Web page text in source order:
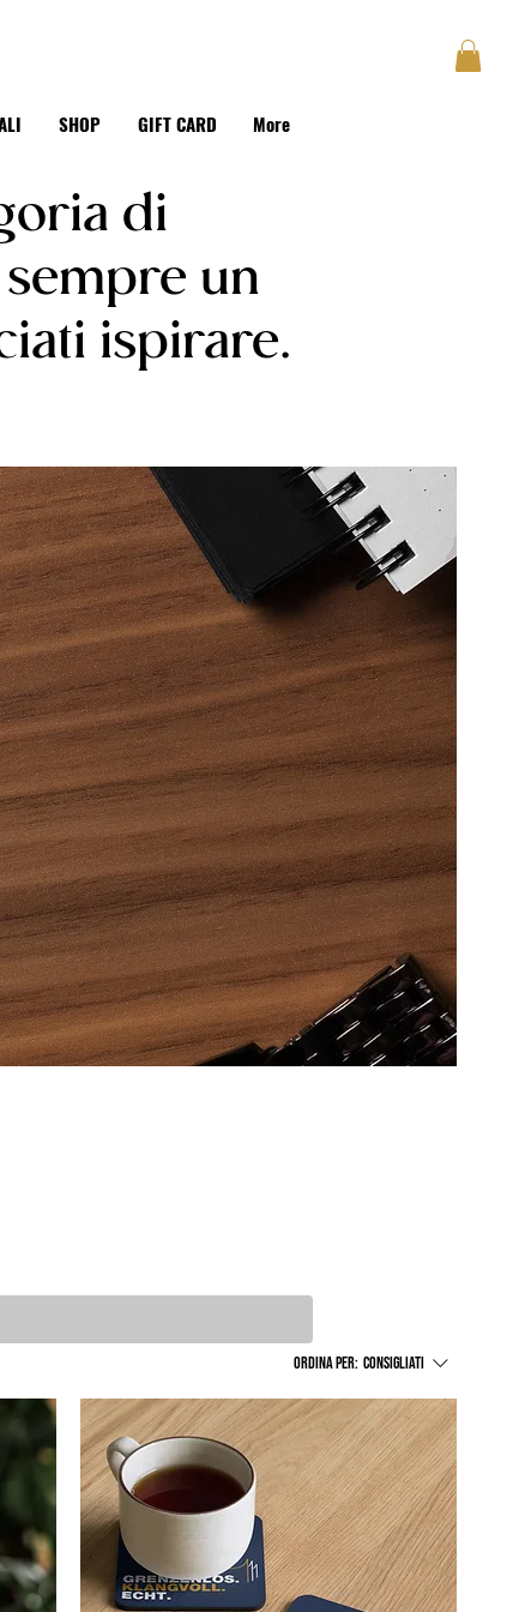
SHOP GIFT CARD More
di
un
ispirare.
Ordina per: Consigliati